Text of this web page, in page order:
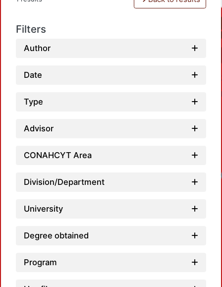
Filters
Author
Date
Type
Advisor
CONAHCYT Area
Division/Department
University
Degree obtained
Program